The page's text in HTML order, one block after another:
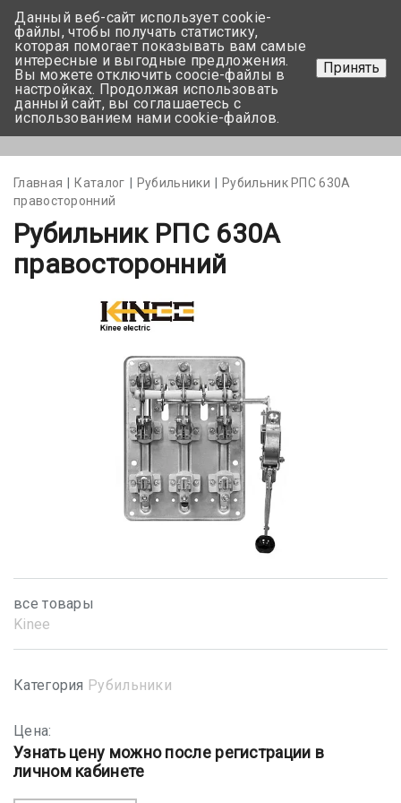
+375 17-350-99-56
+375 44-752-82-08
Задать вопрос
Главная Каталог Рубильники
Рубильник РПС 630А
правосторонний
Рубильник РПС 630А
правосторонний
все товары
Kinee
Категория Рубильники
Цена:
Узнать цену можно после регистрации в
личном кабинете
Данный веб-сайт использует cookie-
файлы, чтобы получать статистику,
которая помогает показывать вам самые
интересные и выгодные предложения.
Вы можете отключить coocie-файлы в
настройках. Продолжая использовать
данный сайт, вы соглашаетесь с
использованием нами cookie-файлов.
Принять